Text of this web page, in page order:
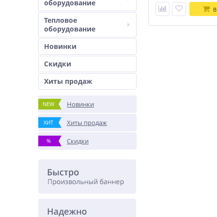
оборудование
Тепловое
оборудование
Новинки
Скидки
Хиты продаж
NEW Новинки
ХИТ Хиты продаж
% Скидки